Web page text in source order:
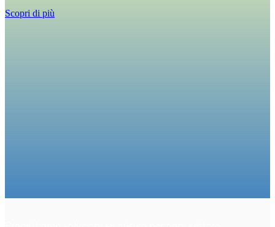
Scopri di più